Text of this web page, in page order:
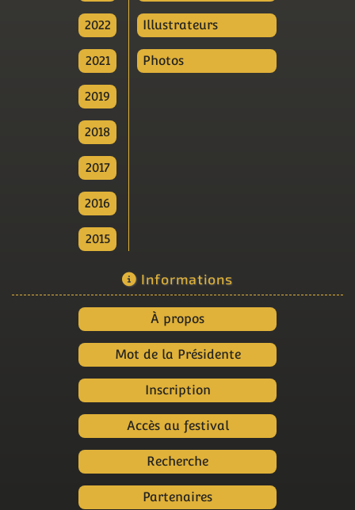
2022
2021
2019
2018
2017
2016
2015
Illustrateurs
Photos
Informations
À propos
Mot de la Présidente
Inscription
Accès au festival
Recherche
Partenaires